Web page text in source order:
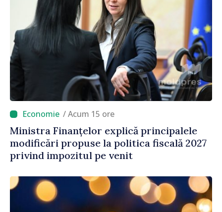
/ Acum 15 ore
Ministra Finanțelor explică principalele
modificări propuse la politica fiscală 2027
privind impozitul pe venit